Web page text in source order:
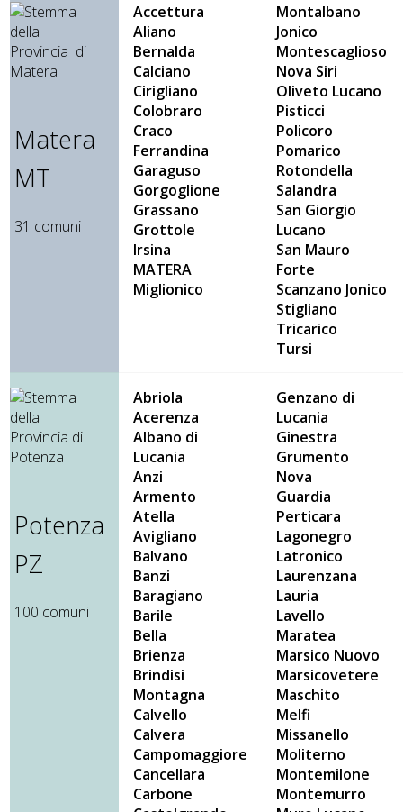
Matera
MT
31 comuni
Accettura
Aliano
Bernalda
Calciano
Cirigliano
Colobraro
Craco
Ferrandina
Garaguso
Gorgoglione
Grassano
Grottole
Irsina
MATERA
Miglionico
Montalbano
Jonico
Montescaglioso
Nova Siri
Oliveto Lucano
Pisticci
Policoro
Pomarico
Rotondella
Salandra
San Giorgio
Lucano
San Mauro
Forte
Scanzano Jonico
Stigliano
Tricarico
Tursi
Potenza
PZ
100 comuni
Abriola
Acerenza
Albano di
Lucania
Anzi
Armento
Atella
Avigliano
Balvano
Banzi
Baragiano
Barile
Bella
Brienza
Brindisi
Montagna
Calvello
Calvera
Campomaggiore
Cancellara
Carbone
Genzano di
Lucania
Ginestra
Grumento
Nova
Guardia
Perticara
Lagonegro
Latronico
Laurenzana
Lauria
Lavello
Maratea
Marsico Nuovo
Marsicovetere
Maschito
Melfi
Missanello
Moliterno
Montemilone
Montemurro